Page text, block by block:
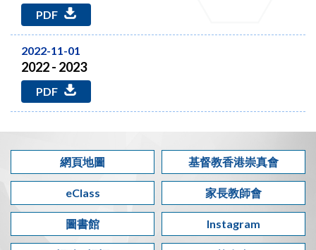
PDF
2022-11-01
2022 - 2023
PDF
網頁地圖 基督教香港崇真會
eClass 家長教師會
圖書館 Instagram